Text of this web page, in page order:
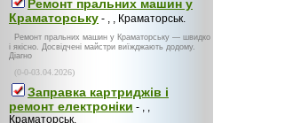
Ремонт пральних машин у
Краматорську - , , Краматорськ.
Ремонт пральних машин у Краматорську — швидко
і якісно. Досвідчені майстри виїжджають додому.
Діагно
(0-0-03.04.2026)
Заправка картриджів і
ремонт електроніки - , ,
Краматорськ.